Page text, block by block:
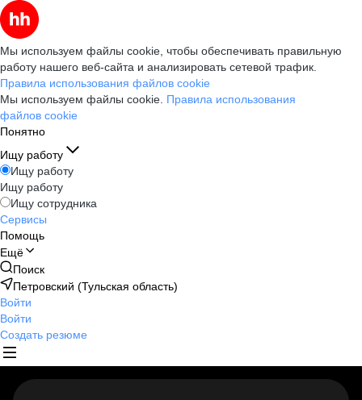
Мы используем файлы cookie, чтобы обеспечивать правильную
работу нашего веб-сайта и анализировать сетевой трафик.
Правила использования файлов cookie
Мы используем файлы cookie. Правила использования
файлов cookie
Понятно
Ищу работу
Ищу работу
Ищу работу
Ищу сотрудника
Сервисы
Помощь
Ещё
Поиск
Петровский (Тульская область)
Войти
Войти
Создать резюме